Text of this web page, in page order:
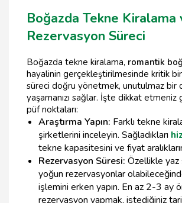
Boğazda Tekne Kiralama
Rezervasyon Süreci
Boğazda tekne kiralama, romantik
hayalinin gerçekleştirilmesinde kritik bir
süreci doğru yönetmek, unutulmaz bir
yaşamanızı sağlar. İşte dikkat etmeniz
püf noktaları:
Araştırma Yapın: Farklı tekne
şirketlerini inceleyin. Sağladıkları
tekne kapasitesini ve fiyat
Rezervasyon Süresi: Özellikle yaz
yoğun rezervasyonlar
işlemini erken yapın. En az 2-3 ay
rezervasyon yapmak, istediğiniz